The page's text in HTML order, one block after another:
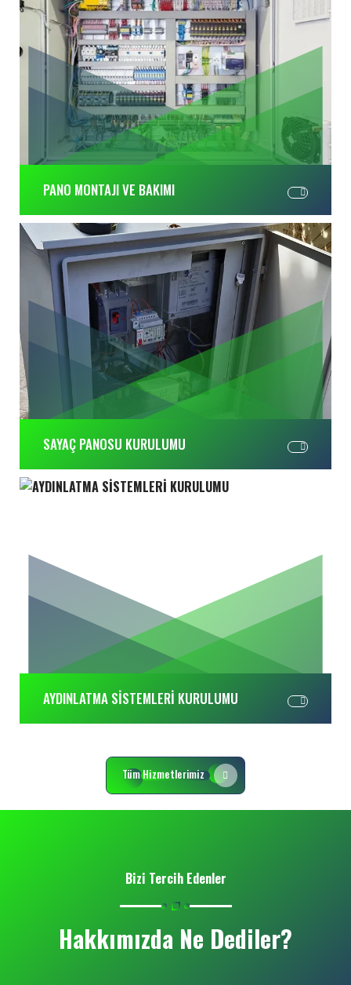
PANO MONTAJI VE BAKIMI
SAYAÇ PANOSU KURULUMU
AYDINLATMA SİSTEMLERİ KURULUMU
Tüm Hizmetlerimiz
Bizi Tercih Edenler
Hakkımızda Ne Dediler?